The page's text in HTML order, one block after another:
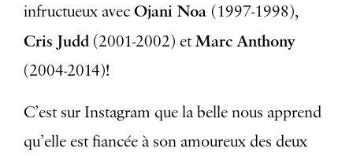
infructueux avecOjani Noa (1997-1998),
Cris Judd (2001-2002) etMarc Anthony
(2004-2014)!
C’est sur Instagram que la belle nous apprend
qu’elle est fiancée à son amoureux des deux